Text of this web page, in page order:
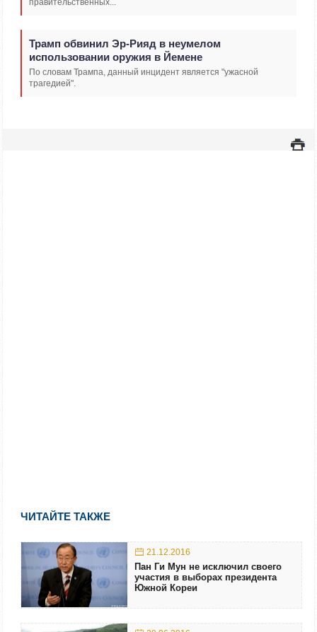
Трамп обвинил Эр-Рияд в неумелом
использовании оружия в Йемене
По словам Трампа, данный инцидент является "ужасной
трагедией".
ЧИТАЙТЕ ТАКЖЕ
21.12.2016
Пан Ги Мун не исключил своего
участия в выборах президента
Южной Кореи